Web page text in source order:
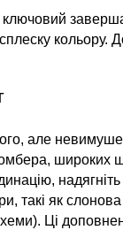
кольору.
але
широких
такі як
Ці